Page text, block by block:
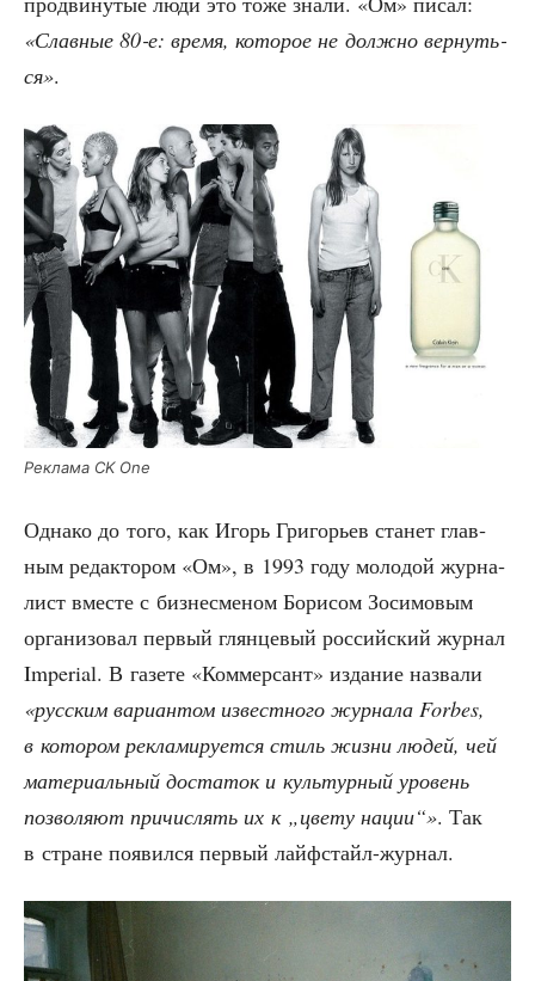
«Слав­ные 80‑е: вре­мя, кото­рое не долж­но вер­нуть­
ся».
Рекла­ма CK One
Одна­ко до того, как Игорь Гри­го­рьев ста­нет глав­
ным редак­то­ром «Ом», в 1993 году моло­дой жур­на­
лист вме­сте с биз­не­сме­ном Бори­сом Зоси­мо­вым
орга­ни­зо­вал пер­вый глян­це­вый рос­сий­ский жур­нал
Imperial. В газе­те «Ком­мер­сант» изда­ние назва­ли
«рус­ским вари­ан­том извест­но­го жур­на­ла Forbes,
в кото­ром рекла­ми­ру­ет­ся стиль жиз­ни людей, чей
мате­ри­аль­ный доста­ток и куль­тур­ный уро­вень
поз­во­ля­ют при­чис­лять их к „цве­ту нации“». Так
в стране появил­ся пер­вый лайфстайл-журнал.